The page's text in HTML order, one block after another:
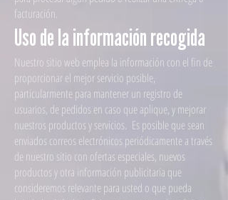
facturación.
Uso de la información recogida
Nuestro sitio web emplea la información con el fin de
proporcionar el mejor servicio posible,
particularmente para mantener un registro de
usuarios, de pedidos en caso que aplique, y mejorar
nuestros productos y servicios. Es posible que sean
enviados correos electrónicos periódicamente a través
de nuestro sitio con ofertas especiales, nuevos
productos y otra información publicitaria que
consideremos relevante para usted o que pueda